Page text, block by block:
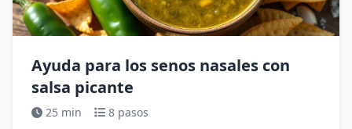
Ayuda para los senos nasales con
salsa picante
25 min
8 pasos